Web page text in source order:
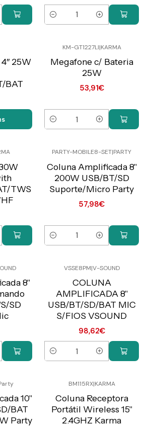
Quantity
25W
BAT
C/IVA
KM-GT1227LI|KARMA
Megafone c/ Bateria
25W
53,91€
Quantity
TWS
C/IVA
PARTY-MOBILE8-SET|PARTY
Coluna Amplificada 8"
200W USB/BT/SD
Suporte/Micro Party
57,98€
Quantity
8"
SD
C/IVA
VSSE8PM|V-SOUND
COLUNA
AMPLIFICADA 8"
USB/BT/SD/BAT MIC
S/FIOS VSOUND
98,62€
Quantity
10"
BAT
Party
C/IVA
BM115RX|KARMA
Coluna Receptora
Portátil Wireless 15"
2.4GHZ Karma